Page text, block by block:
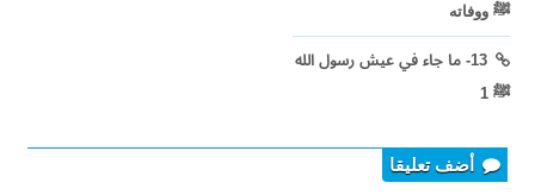
ﷺ ووفاته
13- ما جاء في عيش رسول الله
ﷺ 1
أضف تعليقا